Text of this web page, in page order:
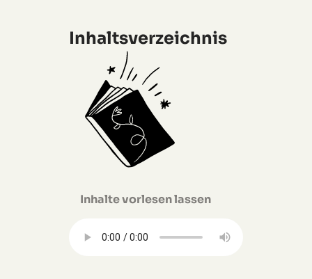
Inhaltsverzeichnis
Inhalte vorlesen lassen